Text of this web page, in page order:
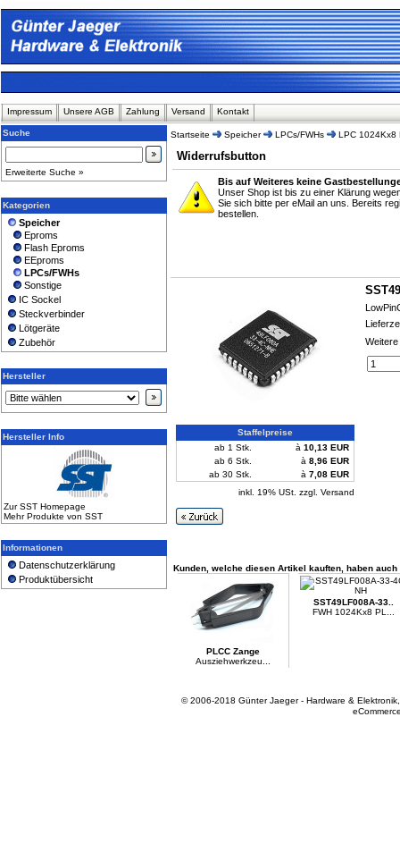
Impressum Unsere AGB Zahlung Versand Kontakt
Suche
Erweiterte Suche »
Kategorien
Speicher
Eproms
Flash Eproms
EEproms
LPCs/FWHs
Sonstige
IC Sockel
Steckverbinder
Lötgeräte
Zubehör
Hersteller
Hersteller Info
Zur SST Homepage
Mehr Produkte von SST
Informationen
Datenschutzerklärung
Produktübersicht
Startseite Speicher LPCs/FWHs LPC 1024Kx8
Widerrufsbutton
Bis auf Weiteres keine
Unser Shop ist bis zu einer Klärung
Sie sich bitte per eMail an uns. Bereits
bestellen.
Staffelpreise
ab 1 Stk.
à 10,13 EUR
ab 6 Stk.
à 8,96 EUR
ab 30 Stk.
à 7,08 EUR
inkl. 19% USt. zzgl. Versand
Kunden, welche diesen Artikel kauften, haben
PLCC Zange
Ausziehwerkzeu...
SST49LF008A-33..
FWH 1024Kx8 PL...
© 2006-2018 Günter Jaeger - Hardware &